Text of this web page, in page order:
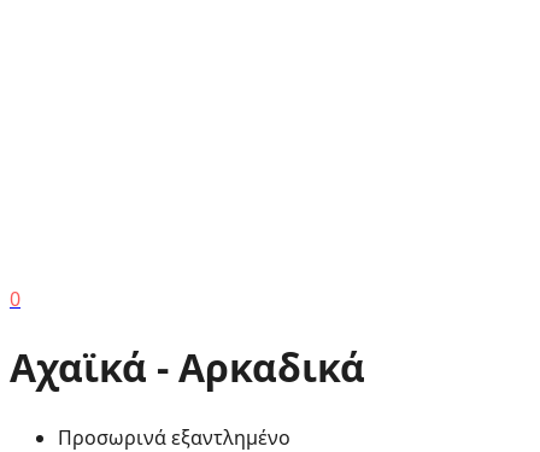
0
Aχαϊκά - Aρκαδικά
Προσωρινά εξαντλημένο